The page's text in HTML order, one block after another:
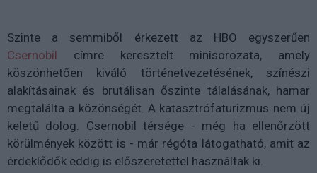
Szinte a semmiből érkezett az HBO egyszerűen
Csernobil címre keresztelt minisorozata, amely
köszönhetően kiváló történetvezetésének, színészi
alakításainak és brutálisan őszinte tálalásának, hamar
megtalálta a közönségét. A katasztrófaturizmus nem új
keletű dolog. Csernobil térsége - még ha ellenőrzött
körülmények között is - már régóta látogatható, amit az
érdeklődők eddig is előszeretettel használtak ki.